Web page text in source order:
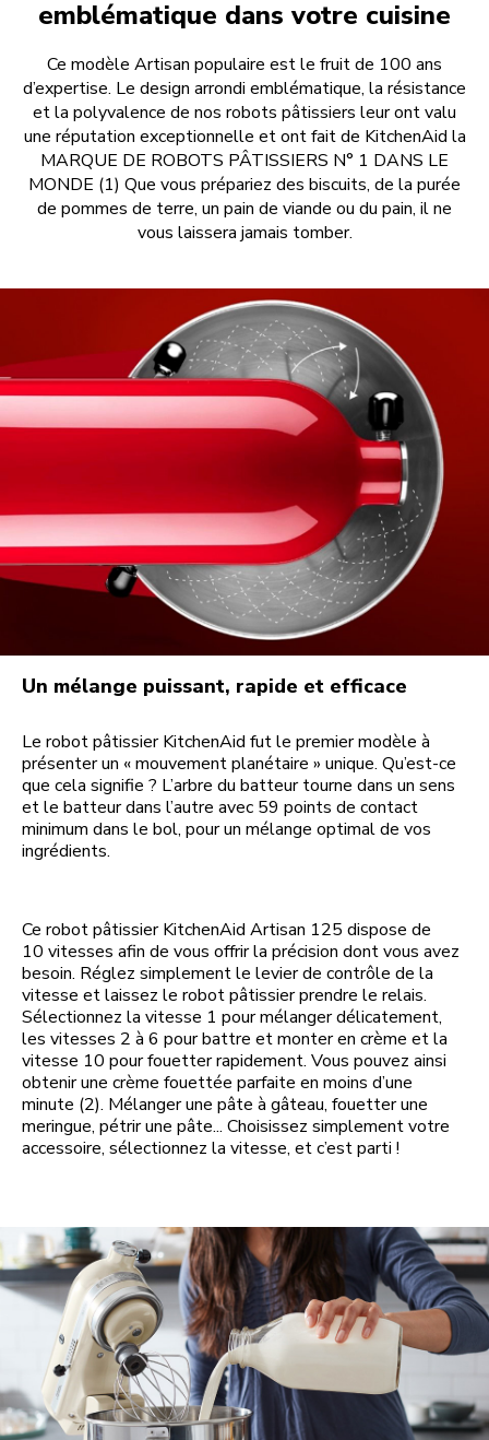
emblématique dans votre cuisine
Ce modèle Artisan populaire est le fruit de 100 ans
d’expertise. Le design arrondi emblématique, la résistance
et la polyvalence de nos robots pâtissiers leur ont valu
une réputation exceptionnelle et ont fait de KitchenAid la
MARQUE DE ROBOTS PÂTISSIERS N° 1 DANS LE
MONDE (1) Que vous prépariez des biscuits, de la purée
de pommes de terre, un pain de viande ou du pain, il ne
vous laissera jamais tomber.
Un mélange puissant, rapide et efficace
Le robot pâtissier KitchenAid fut le premier modèle à
présenter un « mouvement planétaire » unique. Qu’est-ce
que cela signifie ? L’arbre du batteur tourne dans un sens
et le batteur dans l’autre avec 59 points de contact
minimum dans le bol, pour un mélange optimal de vos
ingrédients.
Ce robot pâtissier KitchenAid Artisan 125 dispose de
10 vitesses afin de vous offrir la précision dont vous avez
besoin. Réglez simplement le levier de contrôle de la
vitesse et laissez le robot pâtissier prendre le relais.
Sélectionnez la vitesse 1 pour mélanger délicatement,
les vitesses 2 à 6 pour battre et monter en crème et la
vitesse 10 pour fouetter rapidement. Vous pouvez ainsi
obtenir une crème fouettée parfaite en moins d’une
minute (2). Mélanger une pâte à gâteau, fouetter une
meringue, pétrir une pâte... Choisissez simplement votre
accessoire, sélectionnez la vitesse, et c’est parti !